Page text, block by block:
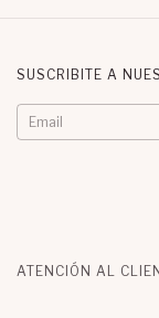
SUSCRIBITE A
ATENCIÓN AL